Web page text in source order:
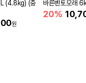
(4.8kg) (중
원
바른벤토모래
20%